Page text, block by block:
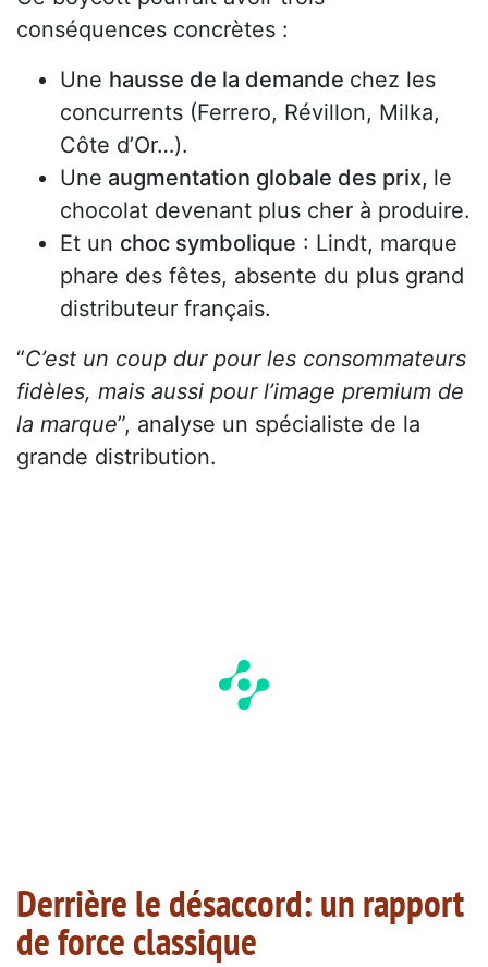
conséquences concrètes :
Une hausse de la demande chez les
concurrents (Ferrero, Révillon, Milka,
Côte d’Or…).
Une augmentation globale des prix, le
chocolat devenant plus cher à produire.
Et un choc symbolique : Lindt, marque
phare des fêtes, absente du plus grand
distributeur français.
“C’est un coup dur pour les consommateurs
fidèles, mais aussi pour l’image premium de
la marque”, analyse un spécialiste de la
grande distribution.
Derrière le désaccord: un rapport
de force classique